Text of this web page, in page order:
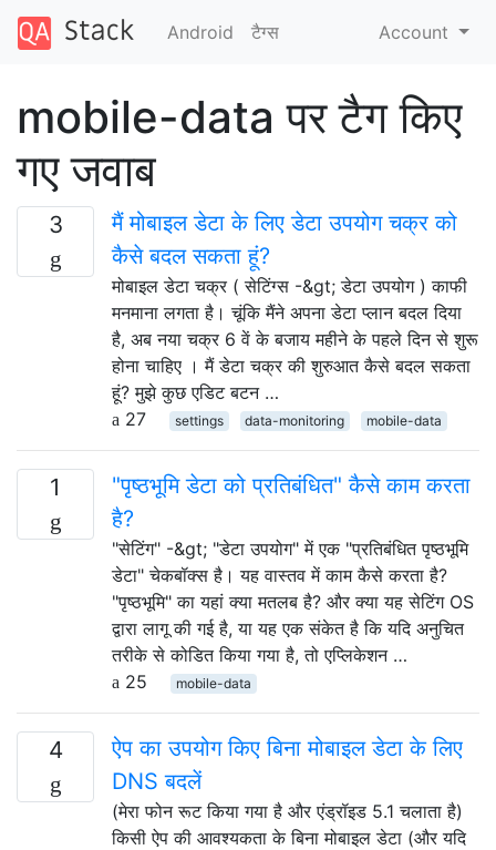
Android टैग्‍स Account
mobile-data पर टैग किए
गए जवाब
3
मैं मोबाइल डेटा के लिए डेटा उपयोग चक्र को
कैसे बदल सकता हूं?
मोबाइल डेटा चक्र ( सेटिंग्स -&gt; डेटा उपयोग ) काफी
मनमाना लगता है। चूंकि मैंने अपना डेटा प्लान बदल दिया
है, अब नया चक्र 6 वें के बजाय महीने के पहले दिन से शुरू
होना चाहिए । मैं डेटा चक्र की शुरुआत कैसे बदल सकता
हूं? मुझे कुछ एडिट बटन …
27
settings data-monitoring mobile-data
1
"पृष्ठभूमि डेटा को प्रतिबंधित" कैसे काम करता
है?
"सेटिंग" -&gt; "डेटा उपयोग" में एक "प्रतिबंधित पृष्ठभूमि
डेटा" चेकबॉक्स है। यह वास्तव में काम कैसे करता है?
"पृष्ठभूमि" का यहां क्या मतलब है? और क्या यह सेटिंग OS
द्वारा लागू की गई है, या यह एक संकेत है कि यदि अनुचित
तरीके से कोडित किया गया है, तो एप्लिकेशन …
25
mobile-data
4
ऐप का उपयोग किए बिना मोबाइल डेटा के लिए
DNS बदलें
(मेरा फोन रूट किया गया है और एंड्रॉइड 5.1 चलाता है)
किसी ऐप की आवश्यकता के बिना मोबाइल डेटा (और यदि